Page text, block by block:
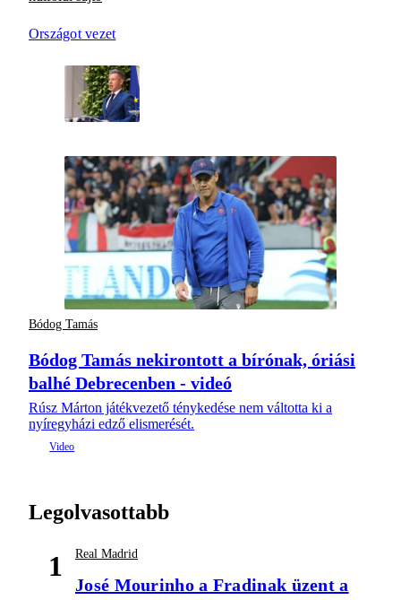
Országot vezet
Bódog Tamás
Bódog Tamás nekirontott a bírónak, óriási
balhé Debrecenben - videó
Rúsz Márton játékvezető ténykedése nem váltotta ki a
nyíregyházi edző elismerését.
Legolvasottabb
1 Real Madrid
José Mourinho a Fradinak üzent a